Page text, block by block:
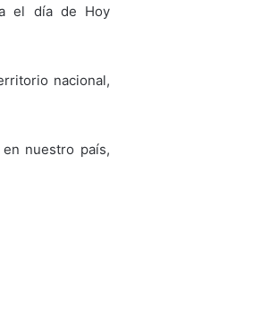
el día de Hoy
nacional,
nuestro país,